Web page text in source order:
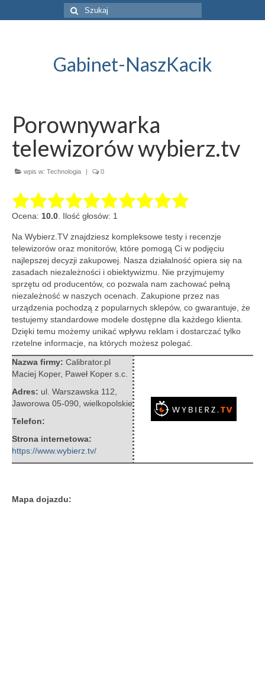
Szuklaj
w:
Gabinet-NaszKacik
Porownywarka
telewizorów wybierz.tv
wpis w: Technologia | 0
Ocena: 10.0 . Ilość głosów: 1
Na Wybierz.TV znajdziesz kompleksowe testy i recenzje
telewizorów oraz monitorów, które pomogą Ci w podjęciu
najlepszej decyzji zakupowej. Nasza działalność opiera się na
zasadach niezależności i obiektywizmu. Nie przyjmujemy
sprzętu od producentów, co pozwala nam zachować pełną
niezależność w naszych ocenach. Zakupione przez nas
urządzenia pochodzą z popularnych sklepów, co gwarantuje, że
testujemy standardowe modele dostępne dla każdego klienta.
Dzięki temu możemy unikać wpływu reklam i dostarczać tylko
rzetelne informacje, na których możesz polegać.
Nazwa firmy: Calibrator.pl
Maciej Koper, Paweł Koper s.c.
Adres: ul. Warszawska 112
Jaworowa 05-090 wielkopolskie
Telefon:
Strona internetowa:
https://www.wybierz.tv/
Mapa dojazdu: